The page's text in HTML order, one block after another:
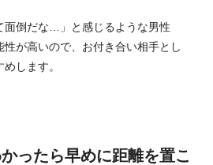
面倒だな…」と感じるような男性
が高いので、お付き合い相手とし
します。
ったら早めに距離を置こ